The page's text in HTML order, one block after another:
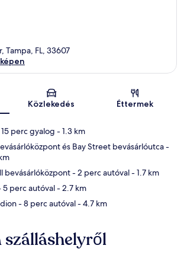
Térkép
Tampa, FL, 33607
Közlekedés Éttermek
perc gyalog - 1.3 km
és Bay Street bevásárlóutca-
bevásárlóközpont- 2 perc autóval- 1.7 km
5 perc autóval- 2.7 km
- 8 perc autóval- 4.7 km
szálláshelyről